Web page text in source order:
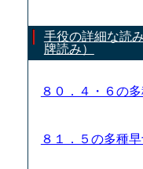
手役の詳細な読
牌読み）
８０．４・６の
８１．５の多種